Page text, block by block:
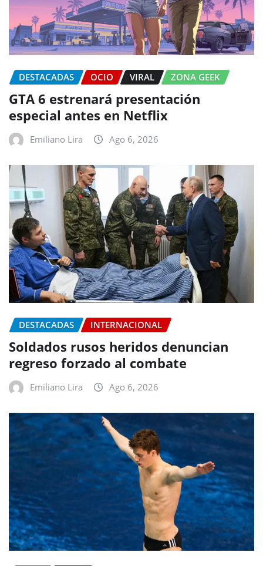
DESTACADAS OCIO VIRAL ZONA GEEK
GTA 6 estrenará presentación
especial antes en Netflix
Emiliano Lira Ago 6, 2026
DESTACADAS INTERNACIONAL
Soldados rusos heridos denuncian
regreso forzado al combate
Emiliano Lira Ago 6, 2026